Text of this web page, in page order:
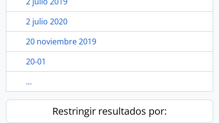
2 julio 2020
20 noviembre 2019
20-01
...
Restringir resultados por: